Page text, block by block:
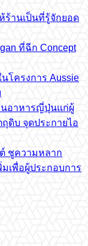
ร้านเป็นที่รู้จักยอด
ที่ฉีก Concept
นโครงการ Aussie
นอาหารญี่ปุ่นแก่ผู้
ดิบ จุดประกายไอ
ชูความหลาก
เพื่อผู้ประกอบการ